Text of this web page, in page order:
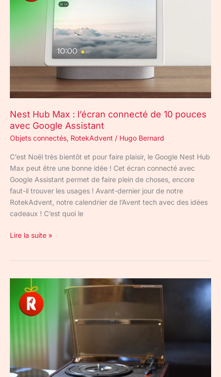
Nest Hub Max : l’écran connecté de 10 pouces
avec Google Assistant
Objets connectés, RotekAdvent / Hugo Bernard
C’est Noël très bientôt et pour faire plaisir, le Google Nest Hub
Max peut être une bonne idée ! Cet écran connecté avec
Google Assistant permet de faire plein de choses, encore
faut-il trouver les usages ! Avant-dernier jour de notre
RotekAdvent, notre calendrier de l’Avent tech avec des idées
cadeaux ! C’est quoi le
Assistant
Lire la suite »
RP105
gamme